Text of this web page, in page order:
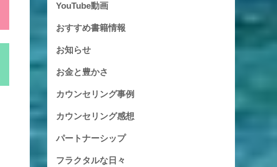
YouTube動画
おすすめ書籍情報
お知らせ
お金と豊かさ
カウンセリング事例
カウンセリング感想
パートナーシップ
フラクタルな日々